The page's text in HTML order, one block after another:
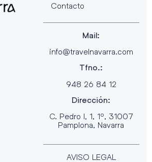
Contacto
Mail:
info@travelnavarra.com
Tfno.:
948 26 84 12
Dirección:
C. Pedro I, 1, 1º, 31007
Pamplona, Navarra
AVISO LEGAL